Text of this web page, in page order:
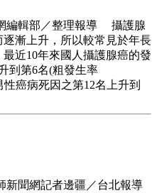
編輯部／整理報導 攝護腺
漸上升，所以較常見於年長
近10年來國人攝護腺癌的發
到第6名(粗發生率
性癌病死因之第12名上升到
新聞網記者邊疆／台北報導